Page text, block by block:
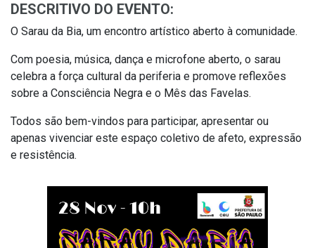
DESCRITIVO DO EVENTO:
O Sarau da Bia, um encontro artístico aberto à comunidade.
Com poesia, música, dança e microfone aberto, o sarau
celebra a força cultural da periferia e promove reflexões
sobre a Consciência Negra e o Mês das Favelas.
Todos são bem-vindos para participar, apresentar ou
apenas vivenciar este espaço coletivo de afeto, expressão
e resistência.